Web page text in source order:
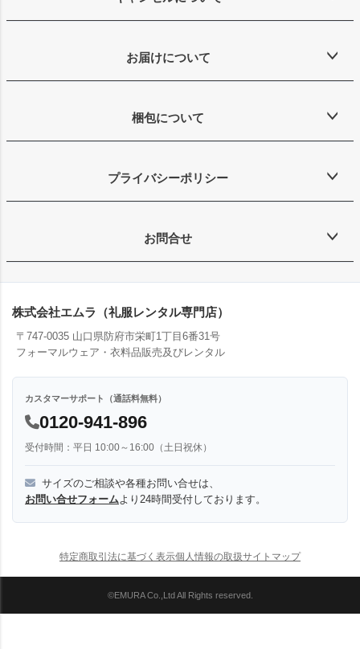
お届けについて
梱包について
プライバシーポリシー
お問合せ
株式会社エムラ（礼服レンタル専門店）
〒747-0035 山口県防府市栄町1丁目6番31号
フォーマルウェア・衣料品販売及びレンタル
カスタマーサポート（通話料無料）
0120-941-896
受付時間：平日 10:00～16:00（土日祝休）
サイズのご相談や各種お問い合せは、
お問い合せフォームより24時間受付しております。
特定商取引法に基づく表示個人情報の取扱サイトマップ
©EMURA Co.,Ltd All Rights reserved.